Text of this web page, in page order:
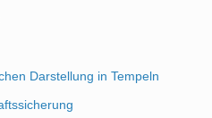
Darstellung in Tempeln